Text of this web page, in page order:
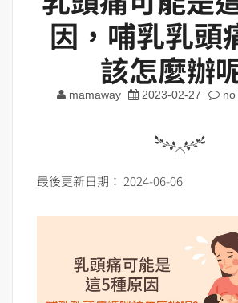
因，哺乳乳頭
該怎麼辦
mamaway 2023-02-27
最後更新日期： 2024-06-06